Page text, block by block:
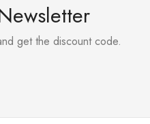
get the discount code.